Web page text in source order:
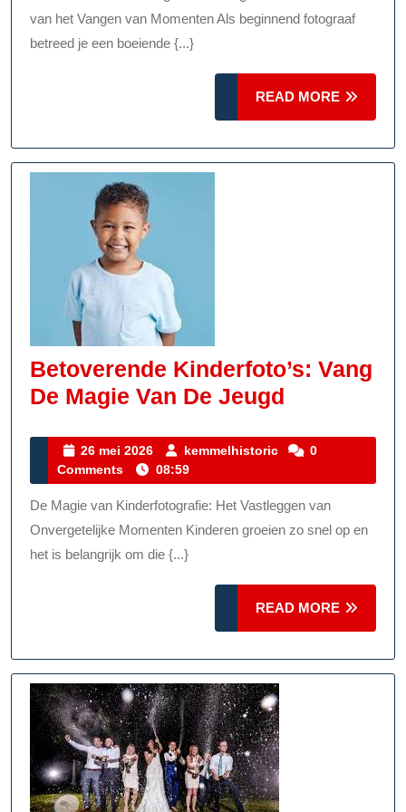
Beginnend
Fotograaf:
Ontdekkingen
Groei
van het Vangen van Momenten Als beginnend fotograaf
betreed je een boeiende {...}
READ MORE
MORE
Betoverende Kinderfoto’s: Vang
De Magie Van De Jeugd
Vang
Magie
Van
Jeugd
26 mei 2026
26
mei
2026
kemmelhistoric kemmelhistoric
0
Comments
08:59
De Magie van Kinderfotografie: Het Vastleggen van
Onvergetelijke Momenten Kinderen groeien zo snel op en
het is belangrijk om die {...}
READ MORE
MORE